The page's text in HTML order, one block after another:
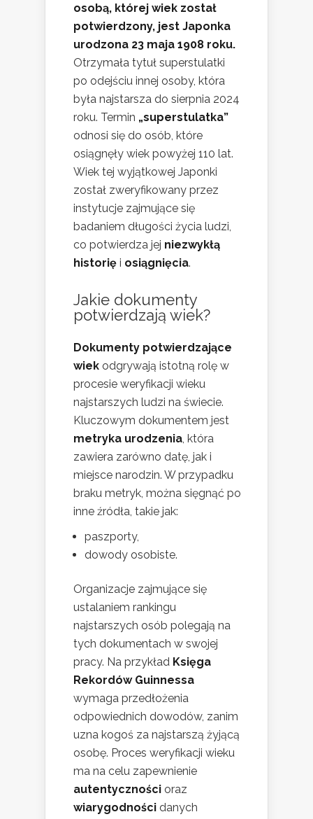
osobą, której wiek został
potwierdzony, jest Japonka
urodzona 23 maja 1908 roku.
Otrzymała tytuł superstulatki
po odejściu innej osoby, która
była najstarsza do sierpnia 2024
roku. Termin „superstulatka”
odnosi się do osób, które
osiągnęły wiek powyżej 110 lat.
Wiek tej wyjątkowej Japonki
został zweryfikowany przez
instytucje zajmujące się
badaniem długości życia ludzi,
co potwierdza jej niezwykłą
historię i osiągnięcia.
Jakie dokumenty
potwierdzają wiek?
Dokumenty potwierdzające
wiek odgrywają istotną rolę w
procesie weryfikacji wieku
najstarszych ludzi na świecie.
Kluczowym dokumentem jest
metryka urodzenia , która
zawiera zarówno datę, jak i
miejsce narodzin. W przypadku
braku metryk, można sięgnąć po
inne źródła, takie jak:
paszporty,
dowody osobiste.
Organizacje zajmujące się
ustalaniem rankingu
najstarszych osób polegają na
tych dokumentach w swojej
pracy. Na przykład Księga
Rekordów Guinnessa
wymaga przedłożenia
odpowiednich dowodów, zanim
uzna kogoś za najstarszą żyjącą
osobę. Proces weryfikacji wieku
ma na celu zapewnienie
autentyczności oraz
wiarygodności danych